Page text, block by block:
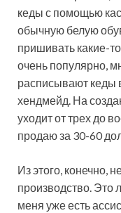
кеды с помощью
обычную белую
пришивать какие-
очень популярно,
расписывают кеды
хендмейд. На
уходит от трех до
продаю за 30-60
Из этого, конечно,
производство. Это
меня уже есть